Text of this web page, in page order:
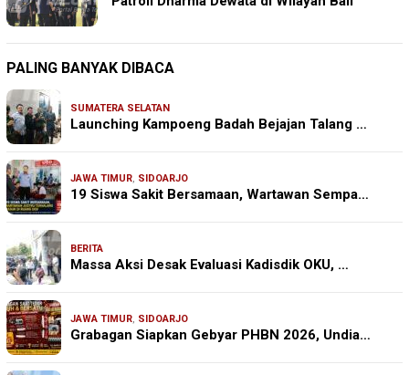
PALING BANYAK DIBACA
SUMATERA SELATAN
Launching Kampoeng Badah Bejajan Talang …
JAWA TIMUR, SIDOARJO
19 Siswa Sakit Bersamaan, Wartawan Sempa…
BERITA
Massa Aksi Desak Evaluasi Kadisdik OKU, …
JAWA TIMUR, SIDOARJO
Grabagan Siapkan Gebyar PHBN 2026, Undia…